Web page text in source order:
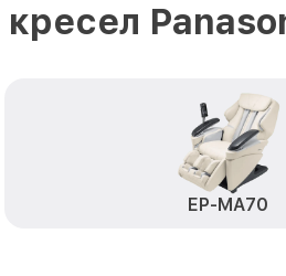
EP-MA70